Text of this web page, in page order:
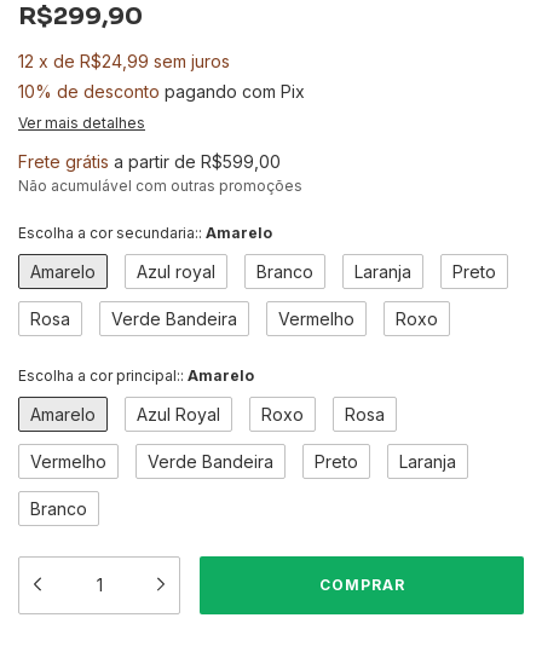
R$299,90
12 x de R$24,99 sem juros
10% de desconto pagando com Pix
Ver mais detalhes
Frete grátis a partir de R$599,00
Não acumulável com outras promoções
Escolha a cor secundaria:: Amarelo
Amarelo Azul royal Branco Laranja Preto
Rosa Verde Bandeira Vermelho Roxo
Escolha a cor principal:: Amarelo
Amarelo Azul Royal Roxo Rosa
Vermelho Verde Bandeira Preto Laranja
Branco